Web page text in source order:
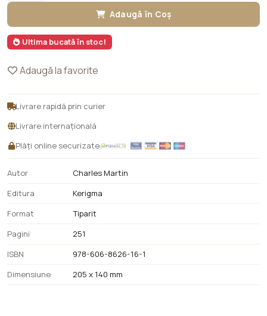
Adaugă în Coș
Ultima bucată în stoc!
Adaugă la favorite
Livrare rapidă prin curier
Livrare internațională
Plăți online securizate
Autor
Charles Martin
Editura
Kerigma
Format
Tiparit
Pagini
251
ISBN
978-606-8626-16-1
Dimensiune
205 x 140 mm